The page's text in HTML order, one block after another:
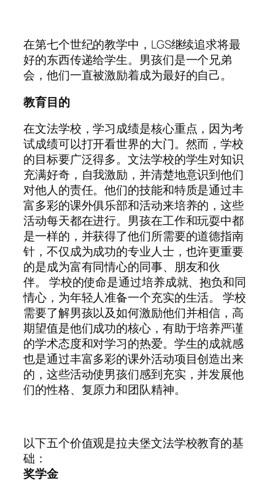
在第七个世纪的教学中，LGS继续追求将最
好的东西传递给学生。男孩们是一个兄弟
会，他们一直被激励着成为最好的自己。
教育目的
在文法学校，学习成绩是核心重点，因为考
试成绩可以打开看世界的大门。然而，学校
的目标要广泛得多。文法学校的学生对知识
充满好奇，自我激励，并清楚地意识到他们
对他人的责任。他们的技能和特质是通过丰
富多彩的课外俱乐部和活动来培养的，这些
活动每天都在进行。男孩在工作和玩耍中都
是一样的，并获得了他们所需要的道德指南
针，不仅成为成功的专业人士，也许更重要
的是成为富有同情心的同事、朋友和伙
伴。 学校的使命是通过培养成就、抱负和同
情心，为年轻人准备一个充实的生活。 学校
需要了解男孩以及如何激励他们并相信，高
期望值是他们成功的核心，有助于培养严谨
的学术态度和对学习的热爱。学生的成就感
也是通过丰富多彩的课外活动项目创造出来
的，这些活动使男孩们感到充实，并发展他
们的性格、复原力和团队精神。
以下五个价值观是拉夫堡文法学校教育的基
础：
奖学金